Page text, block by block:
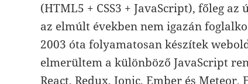
(HTML5 + CSS3 + JavaScript), főleg
az elmúlt években nem igazán
2003 óta folyamatosan készítek
elmerültem a különböző JavaScript
React, Redux, Ionic, Ember és Meteor,